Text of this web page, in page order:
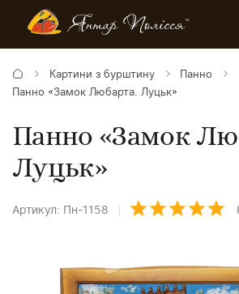
Картини з бурштину
Панно
Панно «Замок Любарта. Луцьк»
Панно «Замок
Луцьк»
Артикул: Пн-1158